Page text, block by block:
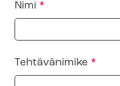
Nimi
Tehtävänimike